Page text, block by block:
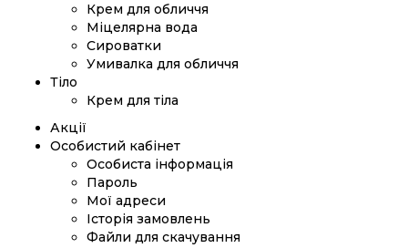
Крем для обличчя
Міцелярна вода
Сироватки
Умивалка для обличчя
Тіло
Крем для тіла
Акції
Особистий кабінет
Особиста інформація
Пароль
Мої адреси
Історія замовлень
Файли для скачування